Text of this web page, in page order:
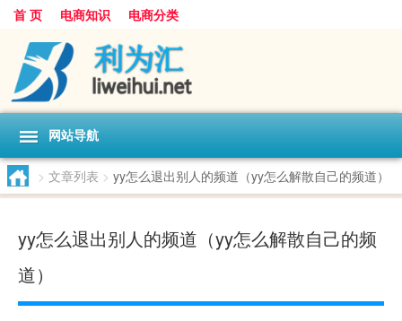
首 页 电商知识 电商分类
网站导航
> 文章列表 > yy怎么退出别人的频道（yy怎么解散自己的频道）
yy怎么退出别人的频道（yy怎么解散自己的频
道）